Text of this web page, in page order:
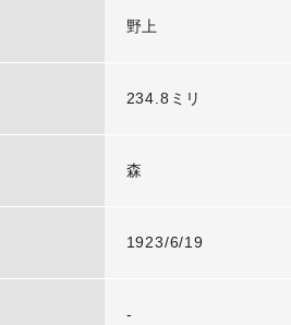
野上
234.8ミリ
森
1923/6/19
-